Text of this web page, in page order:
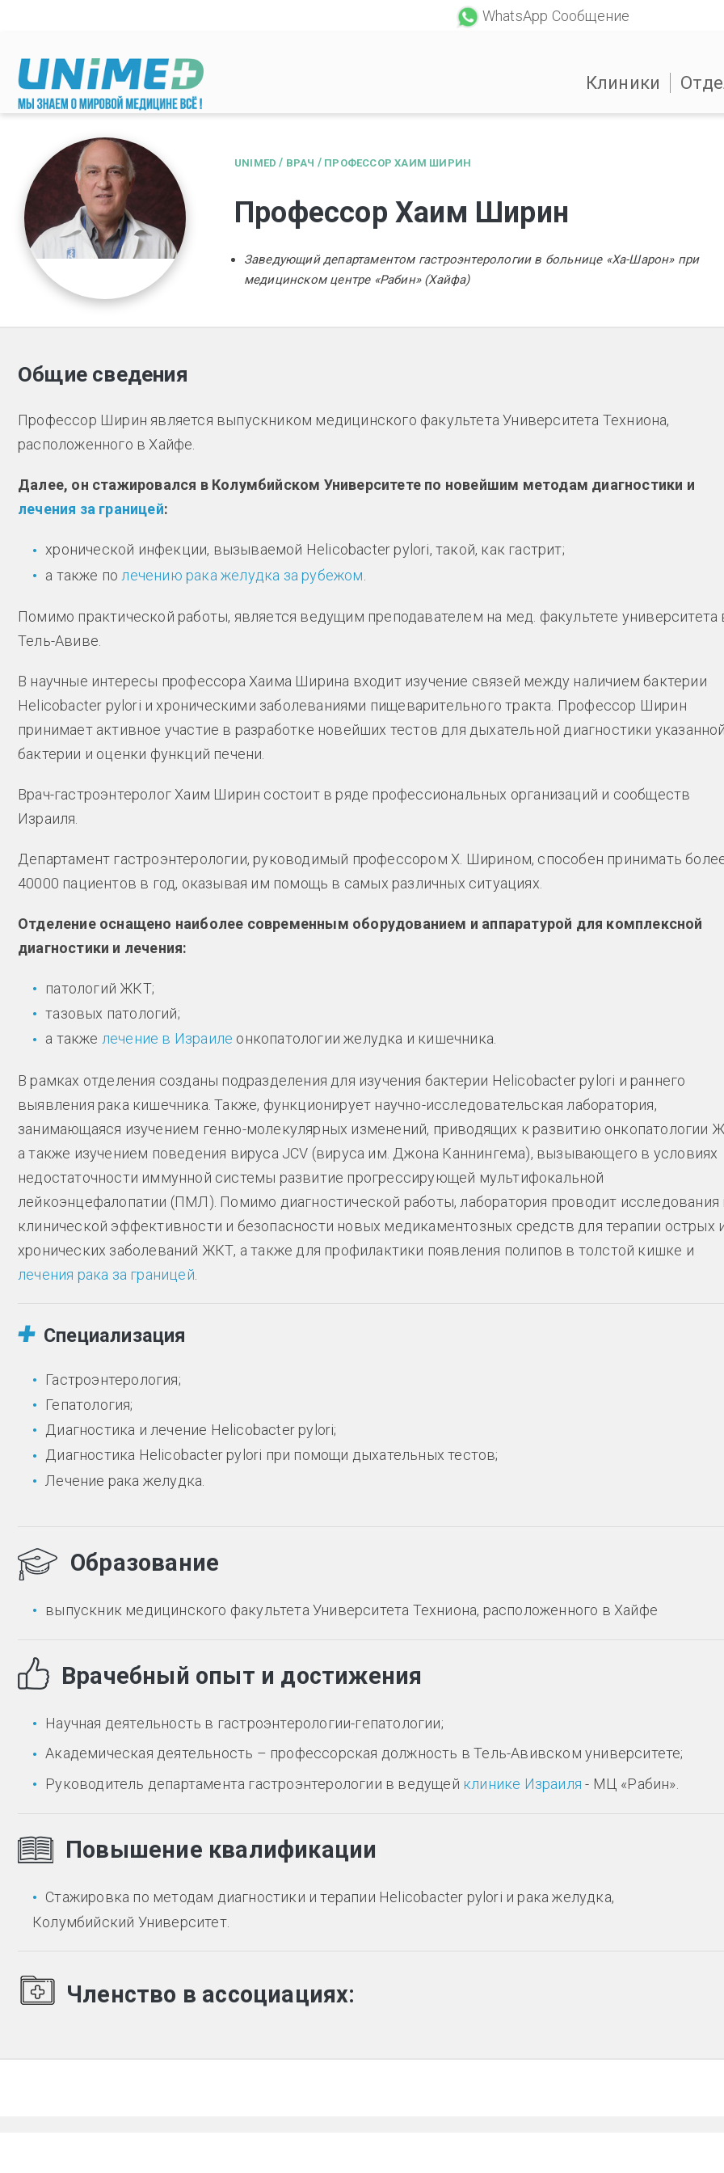
WhatsApp Сообщение
Клиники
UNIMED / ВРАЧ / ПРОФЕССОР ХАИМ ШИРИН
Профессор Хаим Ширин
Заведующий департаментом гастроэнтерологии в больнице «Ха-Шарон» при
медицинском центре «Рабин» (Хайфа)
Общие сведения
Профессор Ширин является выпускником медицинского факультета Университета Техниона,
расположенного в Хайфе.
Далее, он стажировался в Колумбийском Университете по новейшим методам диагностики и
лечения за границей:
хронической инфекции, вызываемой Helicobacter pylori, такой, как гастрит;
а также по лечению рака желудка за рубежом
Помимо практической работы, является ведущим преподавателем на мед. факультете университета
Тель-Авиве.
В научные интересы профессора Хаима Ширина входит изучение связей между наличием бактерии
Helicobacter pylori и хроническими заболеваниями пищеварительного тракта. Профессор Ширин
принимает активное участие в разработке новейших тестов для дыхательной диагностики
бактерии и оценки функций печени.
Врач-гастроэнтеролог Хаим Ширин состоит в ряде профессиональных организаций и сообществ
Израиля.
Департамент гастроэнтерологии, руководимый профессором Х. Ширином, способен принимать
40000 пациентов в год, оказывая им помощь в самых различных ситуациях.
Отделение оснащено наиболее современным оборудованием и аппаратурой для комплексной
диагностики и лечения:
патологий ЖКТ;
тазовых патологий;
а также лечение в Израиле онкопатологии желудка и кишечника.
В рамках отделения созданы подразделения для изучения бактерии Helicobacter pylori и раннего
выявления рака кишечника. Также, функционирует научно-исследовательская лаборатория,
занимающаяся изучением генно-молекулярных изменений, приводящих к развитию онкопатологии
а также изучением поведения вируса JCV (вируса им. Джона Каннингема), вызывающего в условиях
недостаточности иммунной системы развитие прогрессирующей мультифокальной
лейкоэнцефалопатии (ПМЛ). Помимо диагностической работы, лаборатория проводит исследования
клинической эффективности и безопасности новых медикаментозных средств для терапии острых
хронических заболеваний ЖКТ, а также для профилактики появления полипов в толстой кишке и
лечения рака за границей
Специализация
Гастроэнтерология;
Гепатология;
Диагностика и лечение Helicobacter pylori;
Диагностика Helicobacter pylori при помощи дыхательных тестов;
Лечение рака желудка.
Образование
выпускник медицинского факультета Университета Техниона, расположенного в Хайфе
Врачебный опыт и достижения
Научная деятельность в гастроэнтерологии-гепатологии;
Академическая деятельность – профессорская должность в Тель-Авивском университете;
Руководитель департамента гастроэнтерологии в ведущей клинике Израиля - МЦ «Рабин».
Повышение квалификации
Стажировка по методам диагностики и терапии Helicobacter pylori и рака желудка,
Колумбийский Университет.
Членство в ассоциациях: